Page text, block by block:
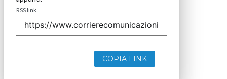
RSS link
COPIA LINK